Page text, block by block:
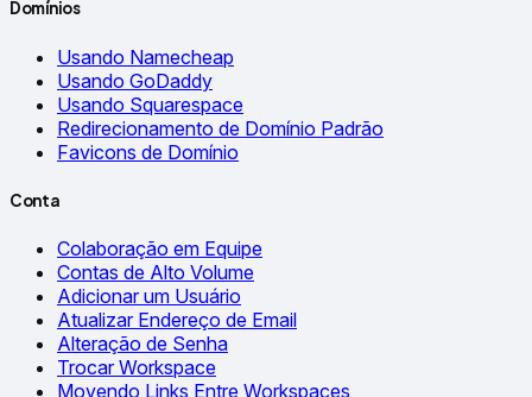
Domínios
Usando Namecheap
Usando GoDaddy
Usando Squarespace
Redirecionamento de Domínio Padrão
Favicons de Domínio
Conta
Colaboração em Equipe
Contas de Alto Volume
Adicionar um Usuário
Atualizar Endereço de Email
Alteração de Senha
Trocar Workspace
Movendo Links Entre Workspaces